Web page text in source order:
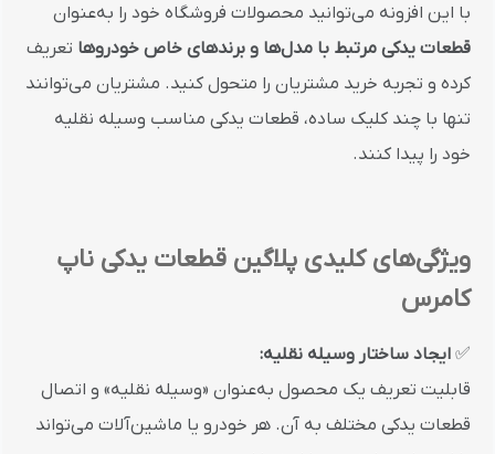
با این افزونه می‌توانید محصولات فروشگاه خود را به‌عنوان
قطعات یدکی مرتبط با مدل‌ها و برندهای خاص خودروها تعریف
کرده و تجربه خرید مشتریان را متحول کنید. مشتریان می‌توانند
تنها با چند کلیک ساده، قطعات یدکی مناسب وسیله نقلیه
خود را پیدا کنند.
ویژگی‌های کلیدی پلاگین قطعات یدکی ناپ
کامرس
✅ ایجاد ساختار وسیله نقلیه:
قابلیت تعریف یک محصول به‌عنوان «وسیله نقلیه» و اتصال
قطعات یدکی مختلف به آن. هر خودرو یا ماشین‌آلات می‌تواند